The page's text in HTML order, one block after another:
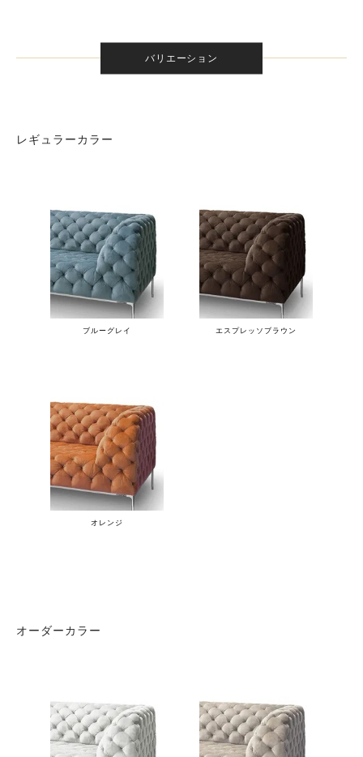
バリエーション
レギュラーカラー
ブルーグレイ エスプレッソブラウン
オレンジ
オーダーカラー